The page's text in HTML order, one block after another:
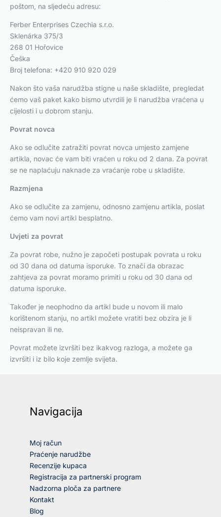
poštom, na sljedeću adresu:
Ferber Enterprises Czechia s.r.o.
Sklenárka 375/3
268 01 Hořovice
Češka
Broj telefona: +420 910 920 029
Nakon što vaša narudžba stigne u naše skladište, pregledat
ćemo vaš paket kako bismo utvrdili je li narudžba vraćena u
cijelosti i u dobrom stanju.
Povrat novca
Ako se odlučite zatražiti povrat novca umjesto zamjene
artikla, novac će vam biti vraćen u roku od 2 dana. Za povrat
se ne naplaćuju naknade za vraćanje robe u skladište.
Razmjena
Ako se odlučite za zamjenu, odnosno zamjenu artikla, poslat
ćemo vam novi artikl besplatno.
Uvjeti za povrat
Za povrat robe, nužno je započeti postupak povrata u roku
od 30 dana od datuma isporuke. To znači da obrazac
zahtjeva za povrat moramo primiti u roku od 30 dana od
datuma isporuke.
Također je neophodno da artikl bude u novom ili malo
korištenom stanju, no artikl možete vratiti bez obzira je li
neispravan ili ne.
Povrat možete izvršiti bez ikakvog razloga, a možete ga
izvršiti i iz bilo koje zemlje svijeta.
Navigacija
Moj račun
Praćenje narudžbe
Recenzije kupaca
Registracija za partnerski program
Nadzorna ploča za partnere
Kontakt
Blog